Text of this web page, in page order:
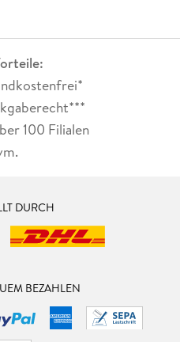
100 Filialen
DURCH
BEZAHLEN